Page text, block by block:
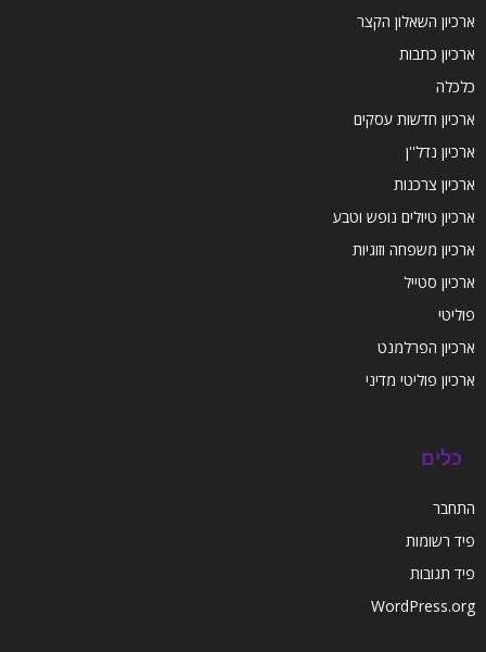
ארכיון השאלון הקצר
ארכיון כתבות
כלכלה
ארכיון חדשות עסקים
ארכיון נדל''ן
ארכיון צרכנות
ארכיון טיולים נופש וטבע
ארכיון משפחה וזוגיות
ארכיון סטייל
פוליטי
ארכיון הפרלמנט
ארכיון פוליטי מדיני
כלים
התחבר
פיד רשומות
פיד תגובות
WordPress.org